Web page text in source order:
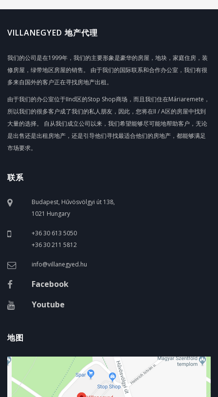
VILLANEGYED 地产代理
我们的公司是在1999年，我们的主要形象是豪华的房屋，地块，家庭住房，装
修房屋，绿带地区房屋的销售。 由于我们的国际联系和合作办公室，我们有很
多来自国外的客户正在寻找房地产出租。
由于我们的办公室位于IInd区的Stop Shop商场，而且我们住在Máriaremete，
所以我们的很多客户成了我们的私人朋友，因此，您将在II / A区的房屋中找到
大量的选择。 自从我们成立公司以来，我们希望能够尽可能地帮助客户，无论
是出售还是出租房地产，还是引导他们寻找最适合他们的房地产，都能够满足
市场要求。
联系
Budapest, Hűvösvölgyi út 138,
1021 Hungary
+36 30 613 5050
+36 30 211 5812
info@villanegyed.hu
Facebook
Youtube
地图